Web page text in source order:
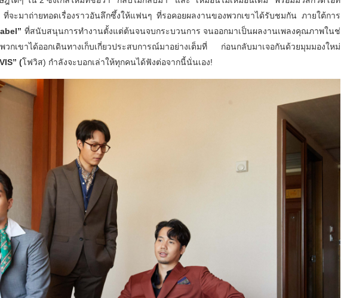
ที่จะมาถ่ายทอดเรื่องราวอันลึกซึ้งให้แฟนๆ ที่รอคอยผลงานของพวกเขาได้รับชมกัน ภายใต้การ
ที่สนับสนุนการทำงานตั้งแต่ต้นจนจบกระบวนการ จนออกมาเป็นผลงานเพลงคุณภาพในช่
กเขาได้ออกเดินทางเก็บเกี่ยวประสบการณ์มาอย่างเต็มที่ ก่อนกลับมาเจอกันด้วยมุมมองใหม่
(โฟวิส) กำลังจะบอกเล่าให้ทุกคนได้ฟังต่อจากนี้นั่นเอง!